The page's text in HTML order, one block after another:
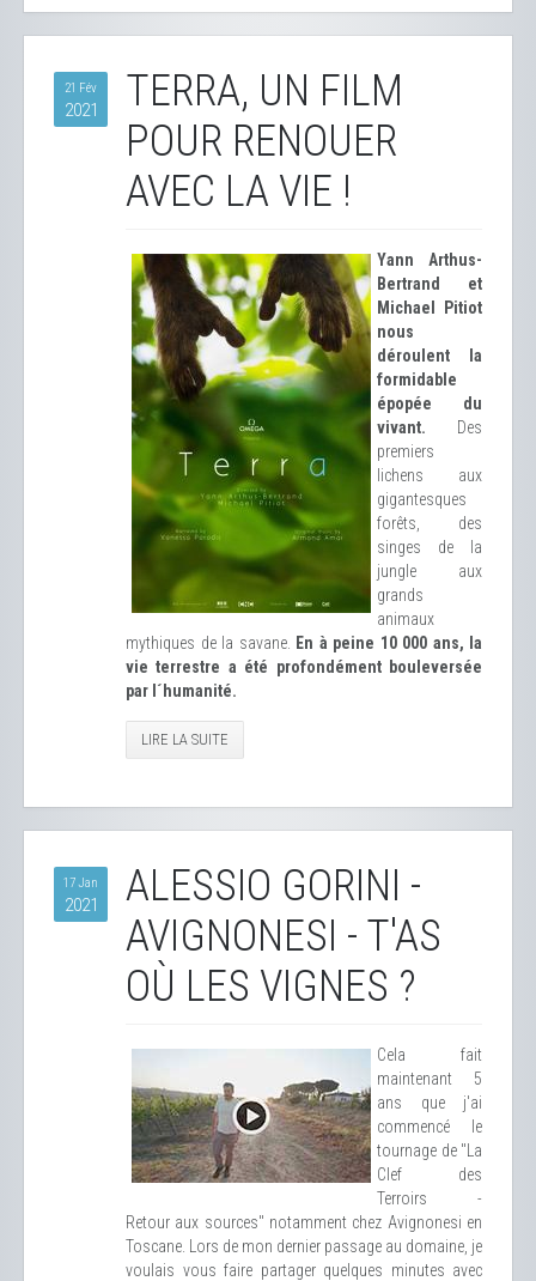
21 Fév
2021
TERRA, UN FILM
POUR RENOUER
AVEC LA VIE !
Yann Arthus-
Bertrand et
Michael Pitiot
nous
déroulent la
formidable
épopée du
vivant. Des
premiers
lichens aux
gigantesques
forêts, des
singes de la
jungle aux
grands
animaux
mythiques de la savane.
En à peine 10 000 ans, la
vie terrestre a été profondément bouleversée
par l´humanité.
LIRE LA SUITE
17 Jan
2021
ALESSIO GORINI -
AVIGNONESI - T'AS
OÙ LES VIGNES ?
Cela fait
maintenant 5
ans que j'ai
commencé le
tournage de "La
Clef des
Terroirs -
Retour aux sources" notamment chez Avignonesi en
Toscane. Lors de mon dernier passage au domaine, je
voulais vous faire partager quelques minutes avec